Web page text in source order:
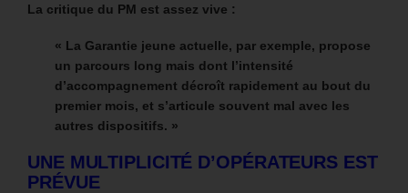
La critique du PM est assez vive :
« La Garantie jeune actuelle, par exemple, propose
un parcours long mais dont l’intensité
d’accompagnement décroît rapidement au bout du
premier mois, et s’articule souvent mal avec les
autres dispositifs. »
UNE MULTIPLICITÉ D’OPÉRATEURS EST
PRÉVUE